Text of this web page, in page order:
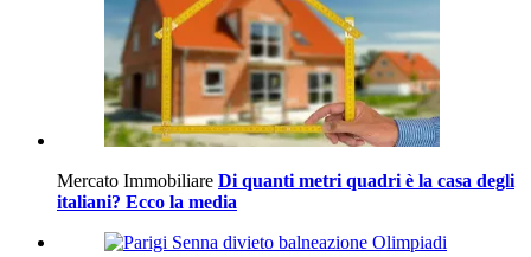
Mercato Immobiliare Di quanti metri quadri è la casa degli
italiani? Ecco la media